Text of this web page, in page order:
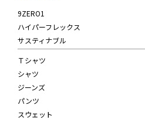
9ZERO1
ハイパーフレックス
サスティナブル
Ｔシャツ
シャツ
ジーンズ
パンツ
スウェット